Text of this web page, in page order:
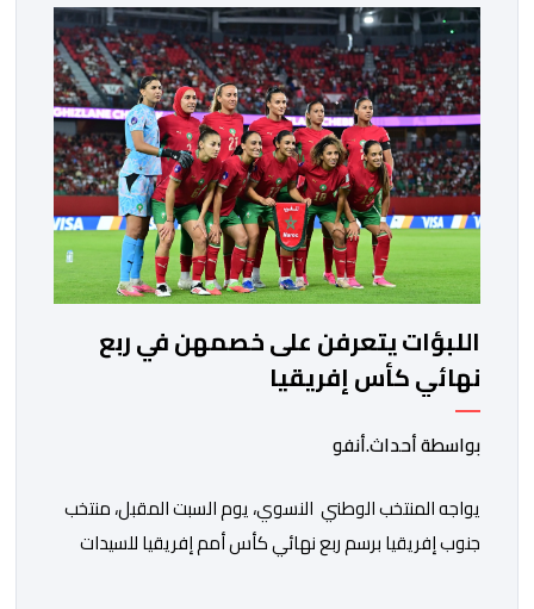
المجتمعون دعمهم الكامل للرئيس إنفانتينو باعتباره
المسؤول الوحيد المباشر والمنتخب من قِبل 211 اتحادا […]
اللبؤات يتعرفن على خصمهن في ربع
نهائي كأس إفريقيا
بواسطة أحداث.أنفو
يواجه المنتخب الوطني النسوي، يوم السبت المقبل، منتخب
جنوب إفريقيا برسم ربع نهائي كأس أمم إفريقيا للسيدات